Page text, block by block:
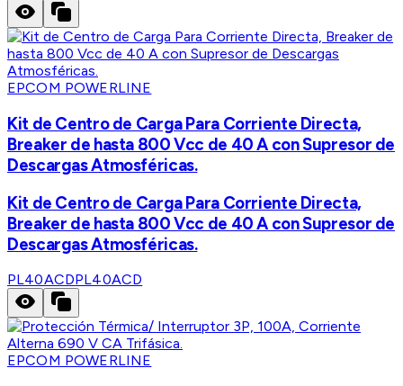
EPCOM POWERLINE
Kit de Centro de Carga Para Corriente Directa,
Breaker de hasta 800 Vcc de 40 A con Supresor de
Descargas Atmosféricas.
Kit de Centro de Carga Para Corriente Directa,
Breaker de hasta 800 Vcc de 40 A con Supresor de
Descargas Atmosféricas.
PL40ACDPL40ACD
EPCOM POWERLINE